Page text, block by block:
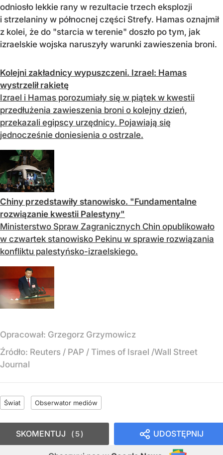
odniosło lekkie rany w rezultacie trzech eksplozji
i strzelaniny w północnej części Strefy. Hamas oznajmił
z kolei, że do "starcia w terenie" doszło po tym, jak
izraelskie wojska naruszyły warunki zawieszenia broni.
Kolejni zakładnicy wypuszczeni. Izrael: Hamas
wystrzelił rakietę
Izrael i Hamas porozumiały się w piątek w kwestii
przedłużenia zawieszenia broni o kolejny dzień,
przekazali egipscy urzędnicy. Pojawiają się
jednocześnie doniesienia o ostrzale.
Chiny przedstawiły stanowisko. "Fundamentalne
rozwiązanie kwestii Palestyny"
Ministerstwo Spraw Zagranicznych Chin opublikowało
w czwartek stanowisko Pekinu w sprawie rozwiązania
konfliktu palestyńsko-izraelskiego.
Opracował: Grzegorz Grzymowicz
Źródło: Reuters / PAP / Times of Israel /Wall Street
Journal
Świat Obserwator mediów
UDOSTĘPNIJ
SKOMENTUJ 5